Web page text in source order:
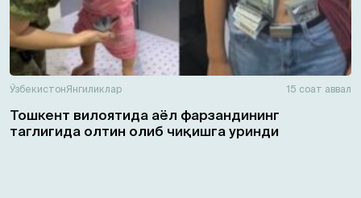
ЎзбекистонЯнгиликлар 15 соат аввал
Тошкент вилоятида аёл фарзандининг
таглигида олтин олиб чиқишга уринди